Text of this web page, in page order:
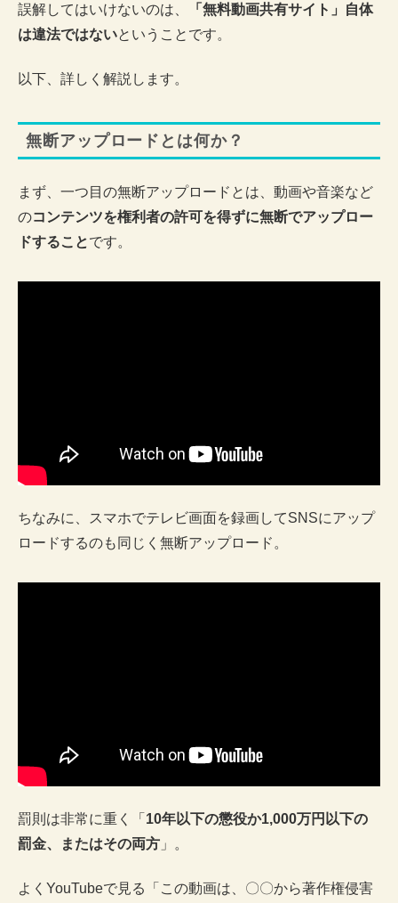
誤解してはいけないのは、
「無料動画共有サイト」自体
は違法ではないということです。
以下、詳しく解説します。
無断アップロードとは何か？
まず、一つ目の無断アップロードとは、動画や音楽など
のコンテンツを権利者の許可を得ずに無断でアップロー
ドすることです。
ちなみに、スマホでテレビ画面を録画してSNSにアップ
ロードするのも同じく無断アップロード。
罰則は非常に重く「 10年以下の懲役か1,000万円以下の
罰金、またはその両方 」。
よくYouTubeで見る「この動画は、〇〇から著作権侵害